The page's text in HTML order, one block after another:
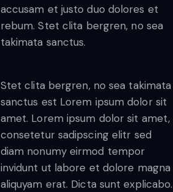
accusam et justo duo dolores et
rebum. Stet clita bergren, no sea
takimata sanctus.
Stet clita bergren, no sea takimata
sanctus est Lorem ipsum dolor sit
amet. Lorem ipsum dolor sit amet,
consetetur sadipscing elitr sed
diam nonumy eirmod tempor
invidunt ut labore et dolore magna
aliquyam erat. Dicta sunt explicabo.